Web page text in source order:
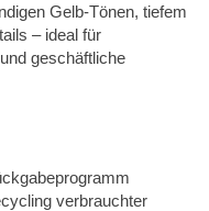
Gelb-Tönen, tiefem
– ideal für
geschäftliche
verbrauchter